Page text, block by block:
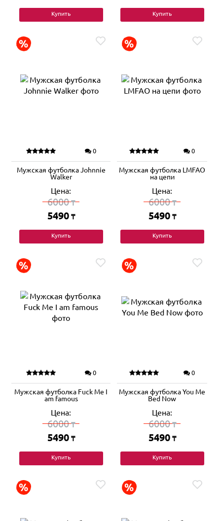
Купить Купить
0
Мужская футболка Johnnie
Walker
Цена:
6000₸
5490 ₸
Купить
0
Мужская футболка LMFAO
на цепи
Цена:
6000₸
5490 ₸
Купить
0
Мужская футболка Fuck Me I
am famous
Цена:
6000₸
5490 ₸
Купить
0
Мужская футболка You Me
Bed Now
Цена:
6000₸
5490 ₸
Купить